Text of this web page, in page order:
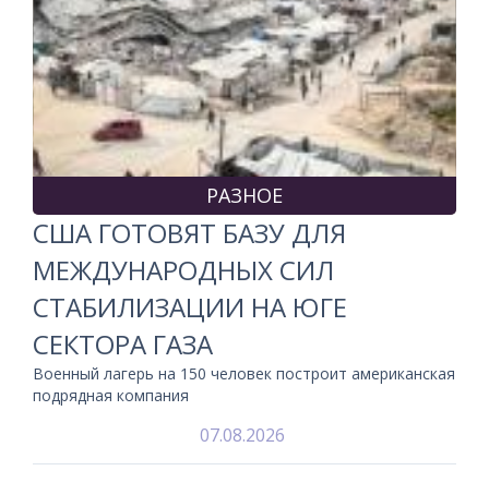
РАЗНОЕ
США ГОТОВЯТ БАЗУ ДЛЯ
МЕЖДУНАРОДНЫХ СИЛ
СТАБИЛИЗАЦИИ НА ЮГЕ
СЕКТОРА ГАЗА
Военный лагерь на 150 человек построит американская
подрядная компания
07.08.2026